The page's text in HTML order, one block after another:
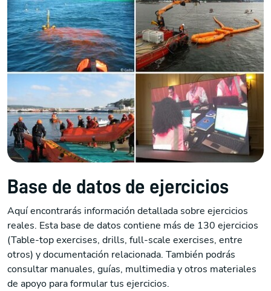
Base de datos de ejercicios
Aquí encontrarás información detallada sobre ejercicios
reales. Esta base de datos contiene más de 130 ejercicios
(Table-top exercises, drills, full-scale exercises, entre
otros) y documentación relacionada. También podrás
consultar manuales, guías, multimedia y otros materiales
de apoyo para formular tus ejercicios.